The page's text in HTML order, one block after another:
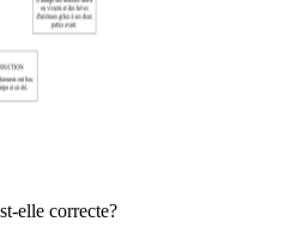
elle correcte?